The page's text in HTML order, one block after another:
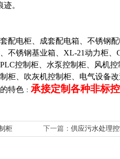
。
配电柜、成套配电箱、不锈钢
不锈钢基业箱、XL-21动力柜
PLC控制柜、水泵控制柜、风机
柜、吹灰机控制柜、电气设备
特色 ： 承接定制各种非标控
柜 下一篇： 供应污水处理